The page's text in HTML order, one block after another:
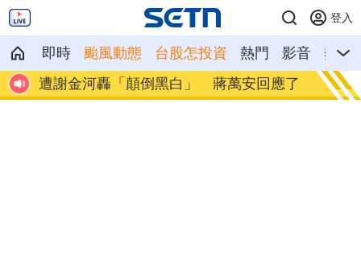
登入
即時 颱風動態 台股怎投資 熱門 影音
熱搜
告
遭謝金河轟「顛倒黑白」 蔣萬安回應了
撞臉
妹